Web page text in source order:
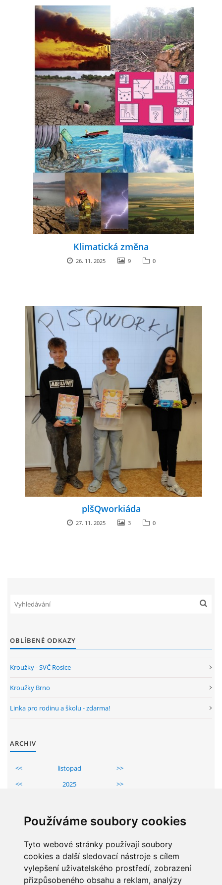
Používáme soubory cookies
Tyto webové stránky používají soubory
cookies a další sledovací nástroje s cílem
vylepšení uživatelského prostředí, zobrazení
přizpůsobeného obsahu a reklam, analýzy
Klimatická změna
26. 11. 2025 9 0
plšQworkiáda
27. 11. 2025 3 0
OBLÍBENÉ ODKAZY
Kroužky - SVČ Rosice
Kroužky Brno
Linka pro rodinu a školu - zdarma!
ARCHIV
<< listopad
>>
<<
2025
>>
4 5 6 7 8
9
11 12 13 14 15
16
18 19 20 21 22
23
25 27 29 30